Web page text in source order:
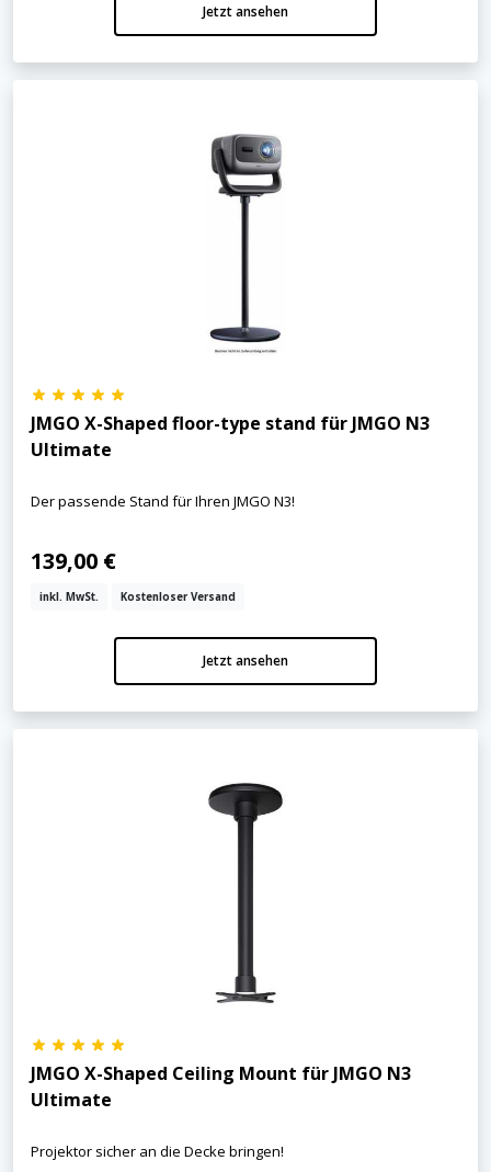
Jetzt ansehen
JMGO X-Shaped floor-type stand für JMGO N3
Ultimate
Der passende Stand für Ihren JMGO N3!
139,00 €
inkl. MwSt. Kostenloser Versand
Jetzt ansehen
JMGO X-Shaped Ceiling Mount für JMGO N3
Ultimate
Projektor sicher an die Decke bringen!